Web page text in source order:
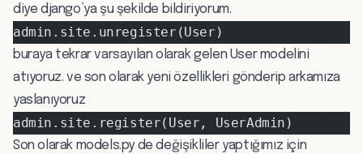
diye django’ya şu şekilde bildiriyorum.
admin.site.unregister(User)
buraya tekrar varsayılan olarak gelen User modelini
atıyoruz. ve son olarak yeni özellikleri gönderip arkamıza
yaslanıyoruz
admin.site.register(User, UserAdmin)
Son olarak models.py de değişikliler yaptığımız için